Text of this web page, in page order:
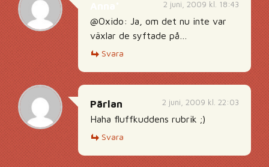
2 juni, 2009 kl. 18:43
@Oxido: Ja, om det nu inte var
växlar de syftade på…
Svara
2 juni, 2009 kl. 22:03
Pärlan
Haha fluffkuddens rubrik ;)
Svara